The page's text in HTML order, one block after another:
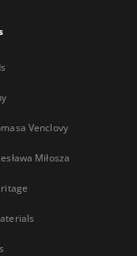
Venclovy
Miłosza